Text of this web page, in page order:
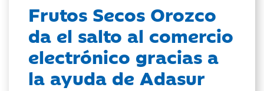
Frutos Secos Orozco
da el salto al comercio
electrónico gracias a
la ayuda de Adasur